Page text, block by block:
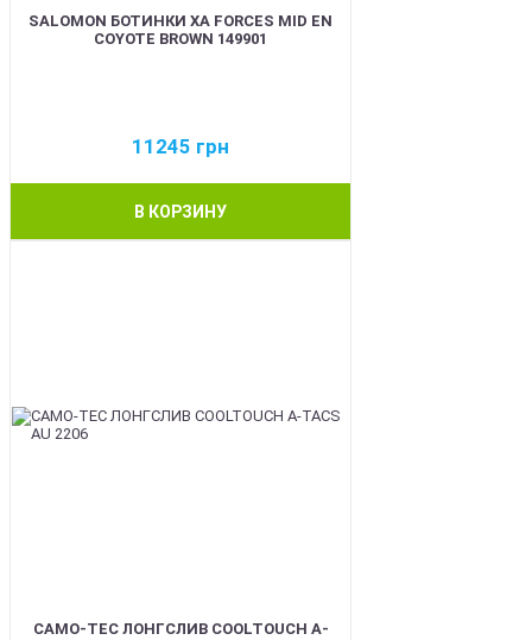
SALOMON БОТИНКИ XA FORCES MID EN
COYOTE BROWN 149901
11245 грн
В КОРЗИНУ
CAMO-TEC ЛОНГСЛИВ COOLTOUCH A-